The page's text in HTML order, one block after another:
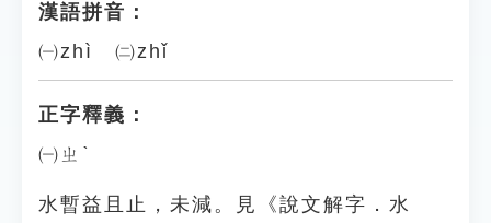
漢語拼音：
㈠zhì ㈡zhǐ
正字釋義：
㈠ㄓˋ
水暫益且止，未減。見《說文解字．水